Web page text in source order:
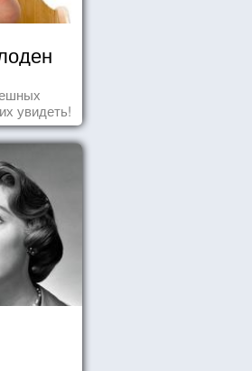
увидеть!